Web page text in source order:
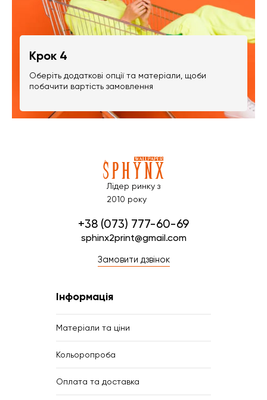
Крок 4
Оберіть додаткові опції та матеріали, щоби
побачити вартість замовлення
Лідер ринку з
2010 року
+38 (073) 777-60-69
sphinx2print@gmail.com
Замовити дзвінок
Інформація
Матеріали та ціни
Кольоропроба
Оплата та доставка